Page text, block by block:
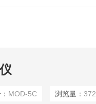
MOD-5C 浏览量：372